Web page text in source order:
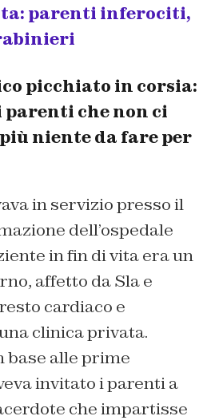
parenti inferociti,
picchiato in corsia:
parenti che non ci
niente da fare per
in servizio presso il
dell’ospedale
in fin di vita era un
affetto da Sla e
cardiaco e
clinica privata.
base alle prime
invitato i parenti a
che impartisse